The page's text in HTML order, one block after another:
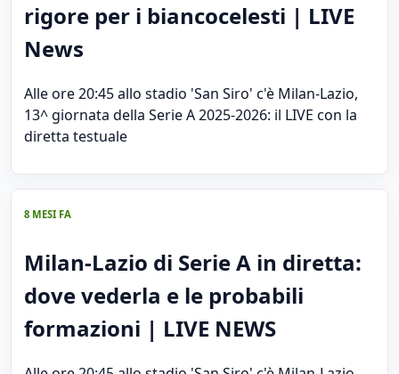
rigore per i biancocelesti | LIVE
News
Alle ore 20:45 allo stadio 'San Siro' c'è Milan-Lazio,
13^ giornata della Serie A 2025-2026: il LIVE con la
diretta testuale
8 MESI FA
Milan-Lazio di Serie A in diretta:
dove vederla e le probabili
formazioni | LIVE NEWS